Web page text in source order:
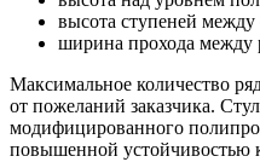
высота ступеней
ширина прохода между
Максимальное количество
от пожеланий заказчика.
модифицированного
повышенной устойчивостью